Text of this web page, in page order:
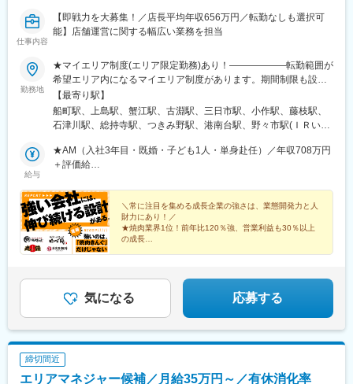
仕事内容
【即戦力を大募集！／店長平均年収656万円／転勤なしも選択可
能】店舗運営に関する幅広い業務を担当
勤務地
★マイエリア制度(エリア限定勤務)あり！――――――転勤範囲が
希望エリア内になるマイエリア制度があります。期間制限も設け
ず、1年後に利用解除も可能です。（待遇や昇給条件で通常社員と
差異はありません。対象は既婚者と介護者）。＜全国＞北海道、
岩手、宮城、山形、福島、栃木、群馬、茨城、埼玉、神奈川、千
福井、京都、大阪、兵庫、奈良、和歌山、岡山、愛媛、香川、広
島、山口、福岡、熊本、大分、長崎、佐賀、宮崎、鹿児島の各直
度あり★勤務時間帯や転居を伴う異動の有無を選べるリージョナ
ル制度も稼働中（一部エリアを除きます）状況に応じて、転勤な
しも選択できます★毎年7連休×2回取得できるレインボー休暇★
家族手当（配偶者月1万円／子ども1人あたり5000円）★単身赴任
手当（月8万2000円＋月1回の帰省交通費全額支給）★社員寮（ワ
道・光熱費のみ！★賞与年2回（平均4カ月分）※過去支給実績
100％
【最寄り駅】
船町駅、上島駅、蟹江駅、古淵駅、三日市駅、小作駅、藤枝駅、
石津川駅、総持寺駅、つきみ野駅、港南台駅、野々市駅(ＩＲいし
咲駅、東武宇都宮駅、都府楼南駅、梅島駅、上福岡駅、高座渋谷
駅、鷹の台駅、会津若松駅、西熊本駅、中野栄駅、薬師堂駅(宮城
府中駅(東京都)、駒沢大学駅、東川口駅、北久米駅、高宮駅(福岡
県)、赤堀駅、岐南駅、南郷１８丁目駅、新前橋駅、甲府駅、山形
駅、津駅、新高岡駅、綾羅木駅、伏石駅、新宮中央駅、久留米高
校前駅、五香駅、粟島駅、鶴崎駅、辻堂駅、土浦駅、牛久駅、本
厚木駅、藤沢駅、左石駅、新鳥栖駅、小山駅、名鉄岐阜駅、東松
(京阪線)、中書島駅、今宿駅、茂林寺前駅、熊西駅、北久里浜駅、
美濃青柳駅、岡本駅(栃木県)、井尻駅、針中野駅、酒殿駅、高崎問
屋町駅、佐賀駅、鯖江駅、米沢駅、森本駅、朝霧駅、瓢箪山駅(大
駅、八代駅、岩槻駅、東酒田駅、金沢駅、日宇駅、海の公園柴口
駅、亀井駅、古見駅(愛知県)、狛江駅、古河駅、名張駅、南福島
駅、多治見駅、武蔵境駅、郡山富田駅、上北台駅、宮崎台駅、上
給与
★AM（入社3年目・既婚・子ども1人・単身赴任）／年収708万円
＋評価給
円＋評価給
＼常に注目を集める成長企業の強さは、業態開発力と人
財力にあり！／
★焼肉業界1位！前年比120％強、営業利益も30％以上
の成長
気になる 応募する
締切間近
エリアマネジャー候補／月給35万円～／有休消化率